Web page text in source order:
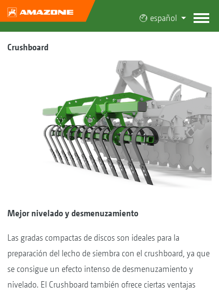
español
Crushboard
Mejor nivelado y desmenuzamiento
Las gradas compactas de discos son ideales para la
preparación del lecho de siembra con el crushboard, ya que
se consigue un efecto intenso de desmenuzamiento y
nivelado. El Crushboard también ofrece ciertas ventajas